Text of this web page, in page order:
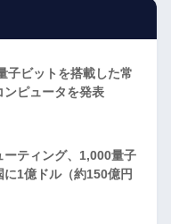
子ビットを搭載した常
ンピュータを発表
ーティング、1,000量子
1億ドル（約150億円